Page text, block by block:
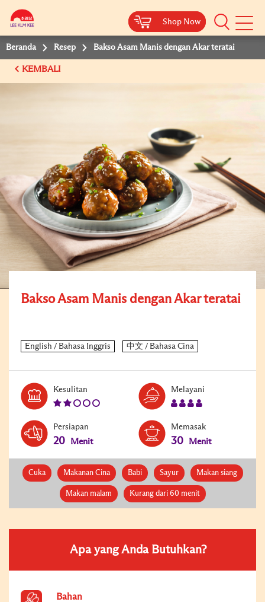
Shop Now
Shop Now
Beranda Resep Bakso Asam Manis dengan Akar teratai
KEMBALI
Bakso Asam Manis dengan Akar teratai
Kesulitan Melayani
Persiapan
20 Menit
Memasak
30 Menit
Cuka Makanan Cina Babi Sayur Makan siang
Makan malam Kurang dari 60 menit
Apa yang Anda Butuhkan?
Bahan